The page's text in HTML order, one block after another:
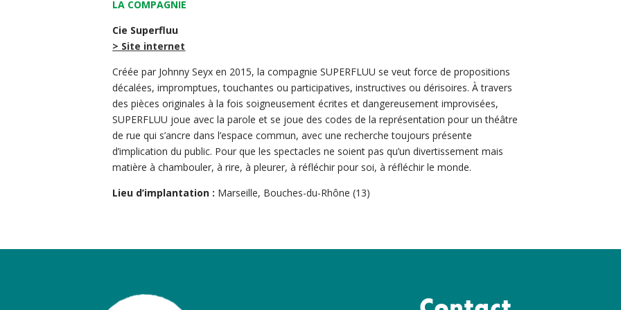
LA COMPAGNIE
Cie Superfluu
> Site internet
Créée par Johnny Seyx en 2015, la compagnie SUPERFLUU se veut force de propositions
décalées, impromptues, touchantes ou participatives, instructives ou dérisoires. À travers
des pièces originales à la fois soigneusement écrites et dangereusement improvisées,
SUPERFLUU joue avec la parole et se joue des codes de la représentation pour un théâtre
de rue qui s’ancre dans l’espace commun, avec une recherche toujours présente
d’implication du public. Pour que les spectacles ne soient pas qu’un divertissement mais
matière à chambouler, à rire, à pleurer, à réfléchir pour soi, à réfléchir le monde.
Lieu d’implantation : Marseille, Bouches-du-Rhône (13)